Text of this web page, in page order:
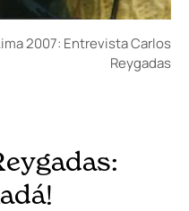
2007: Entrevista Carlos
Reygadas